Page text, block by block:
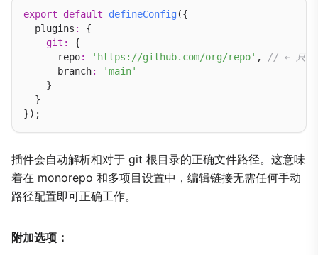
export default defineConfig({
  plugins
:
{
git :
{
      repo
: 'https://github.com/org/repo' ,
// ← 只需
      branch
:
'main'
    }
  }
插件会自动解析相对于 git 根目录的正确文件路径。这意味
着在 monorepo 和多项目设置中，编辑链接无需任何手动
路径配置即可正确工作。
附加选项：